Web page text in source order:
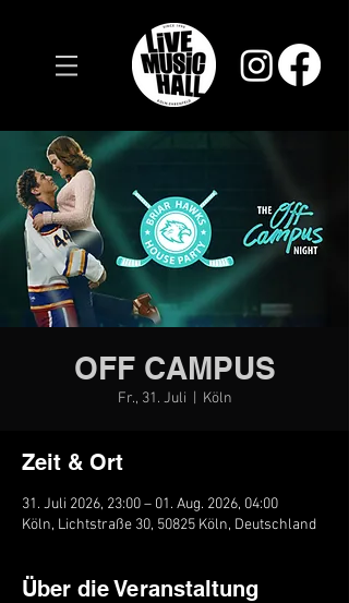
OFF CAMPUS
Fr., 31. Juli Köln
Zeit & Ort
31. Juli 2026, 23:00 – 01. Aug. 2026, 04:00
Köln, Lichtstraße 30, 50825 Köln, Deutschland
Über die Veranstaltung